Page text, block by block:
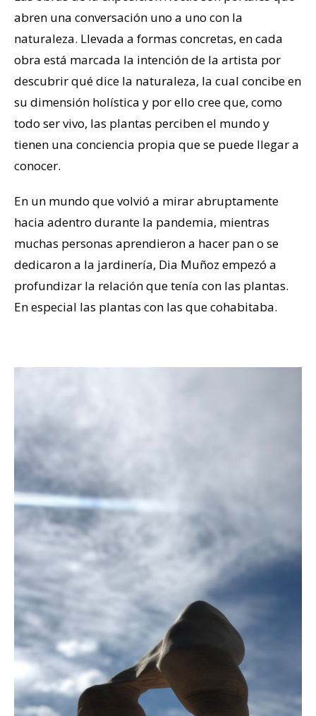
abren una conversación uno a uno con la
naturaleza. Llevada a formas concretas, en cada
obra está marcada la intención de la artista por
descubrir qué dice la naturaleza, la cual concibe en
su dimensión holística y por ello cree que, como
todo ser vivo, las plantas perciben el mundo y
tienen una conciencia propia que se puede llegar a
conocer.
En un mundo que volvió a mirar abruptamente
hacia adentro durante la pandemia, mientras
muchas personas aprendieron a hacer pan o se
dedicaron a la jardinería, Dia Muñoz empezó a
profundizar la relación que tenía con las plantas.
En especial las plantas con las que cohabitaba.